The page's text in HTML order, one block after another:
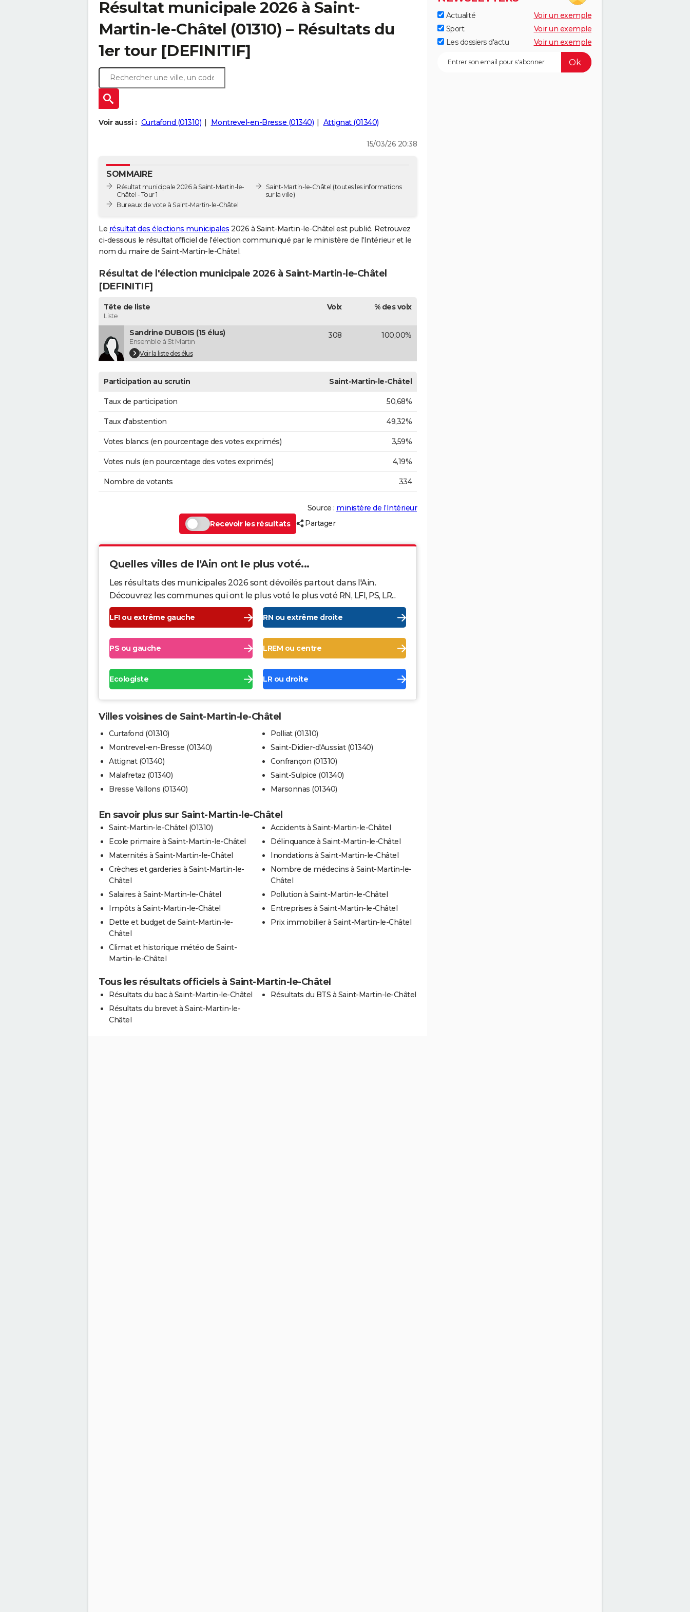
Résultat municipale 2026 à Saint-
Martin-le-Châtel (01310) – Résultats du
1er tour [DEFINITIF]
Voir aussi : Curtafond (01310) Montrevel-en-Bresse (01340) Attignat (01340)
15/03/26 20:38
SOMMAIRE
Résultat municipale 2026 à Saint-Martin-le-
Châtel - Tour 1
Bureaux de vote à Saint-Martin-le-Châtel
Saint-Martin-le-Châtel (toutes les informations
sur la ville)
Le résultat des élections municipales 2026 à Saint-Martin-le-Châtel est publié. Retrouvez
ci-dessous le résultat officiel de l'élection communiqué par le ministère de l'Intérieur et le
nom du maire de Saint-Martin-le-Châtel.
Résultat de l'élection municipale 2026 à Saint-Martin-le-Châtel
[DEFINITIF]
Tête de liste
Liste
Voix % des voix
Sandrine DUBOIS (15 élus)
Ensemble à St Martin
Voir la liste des élus
308 100,00%
Participation au scrutin Saint-Martin-le-Châtel
Taux de participation 50,68%
Taux d'abstention 49,32%
Votes blancs (en pourcentage des votes exprimés) 3,59%
Votes nuls (en pourcentage des votes exprimés) 4,19%
Nombre de votants 334
Source : ministère de l’Intérieur
Recevoir les résultats
Partager
Quelles villes de l'Ain ont le plus voté...
Les résultats des municipales 2026 sont dévoilés partout dans l'Ain.
Découvrez les communes qui ont le plus voté le plus voté RN, LFI, PS, LR...
LFI ou extrême gauche RN ou extrême droite
PS ou gauche LREM ou centre
Ecologiste LR ou droite
Villes voisines de Saint-Martin-le-Châtel
Curtafond (01310)
Montrevel-en-Bresse (01340)
Attignat (01340)
Malafretaz (01340)
Bresse Vallons (01340)
Polliat (01310)
Saint-Didier-d'Aussiat (01340)
Confrançon (01310)
Saint-Sulpice (01340)
Marsonnas (01340)
En savoir plus sur Saint-Martin-le-Châtel
Saint-Martin-le-Châtel (01310)
Ecole primaire à Saint-Martin-le-Châtel
Maternités à Saint-Martin-le-Châtel
Crèches et garderies à Saint-Martin-le-
Châtel
Salaires à Saint-Martin-le-Châtel
Impôts à Saint-Martin-le-Châtel
Dette et budget de Saint-Martin-le-
Châtel
Climat et historique météo de Saint-
Martin-le-Châtel
Accidents à Saint-Martin-le-Châtel
Délinquance à Saint-Martin-le-Châtel
Inondations à Saint-Martin-le-Châtel
Nombre de médecins à Saint-Martin-le-
Châtel
Pollution à Saint-Martin-le-Châtel
Entreprises à Saint-Martin-le-Châtel
Prix immobilier à Saint-Martin-le-Châtel
Tous les résultats officiels à Saint-Martin-le-Châtel
Résultats du bac à Saint-Martin-le-Châtel
Résultats du brevet à Saint-Martin-le-
Châtel
Résultats du BTS à Saint-Martin-le-Châtel
Actualité
Voir un exemple
Sport
Voir un exemple
Les dossiers d'actu
Voir un exemple